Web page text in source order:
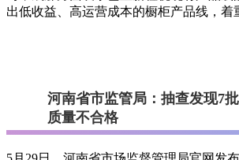
出低收益、高运营成本的橱柜产品线，着
河南省市监管局：抽查发现7
质量不合格